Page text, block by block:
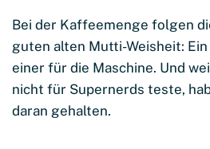
Bei der Kaffeemenge folgen
guten alten Mutti-Weisheit:
einer für die Maschine. Und
nicht für Supernerds teste,
daran gehalten.